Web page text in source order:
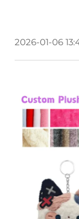
2026-01-06